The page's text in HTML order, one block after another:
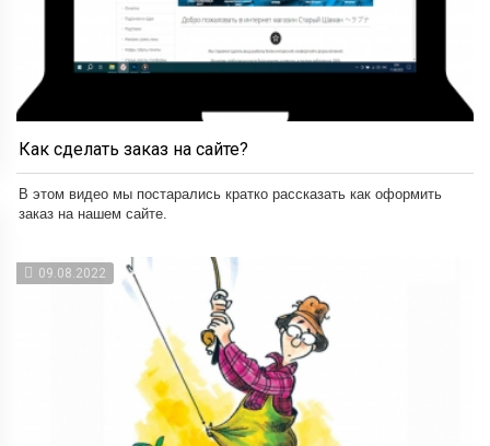
Как сделать заказ на сайте?
В этом видео мы постарались кратко рассказать как оформить
заказ на нашем сайте.
09.08.2022